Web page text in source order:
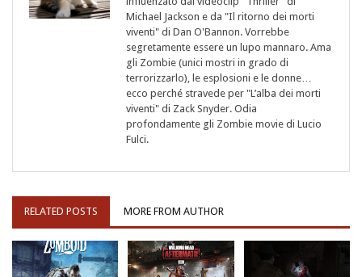
Michael Jackson e da "Il ritorno dei morti
viventi" di Dan O'Bannon. Vorrebbe
segretamente essere un lupo mannaro. Ama
gli Zombie (unici mostri in grado di
terrorizzarlo), le esplosioni e le donne…
ecco perché stravede per "L’alba dei morti
viventi" di Zack Snyder. Odia
profondamente gli Zombie movie di Lucio
Fulci.
RELATED POSTS MORE FROM AUTHOR